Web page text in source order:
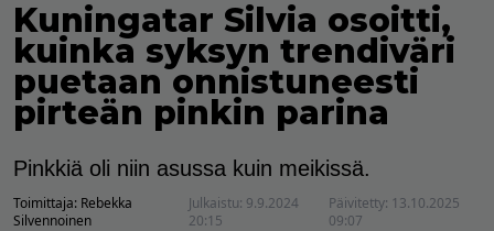
Kuningatar Silvia osoitti,
kuinka syksyn trendiväri
puetaan onnistuneesti
pirteän pinkin parina
Pinkkiä oli niin asussa kuin meikissä.
Toimittaja: Rebekka
Silvennoinen
Julkaistu: 9.9.2024
20:15
Päivitetty: 13.10.2025
09:07